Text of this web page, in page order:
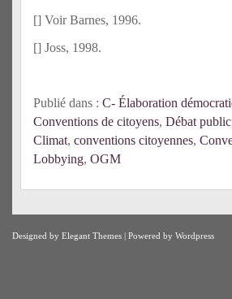
[] Voir Barnes, 1996.
[] Joss, 1998.
Publié dans : C- Élaboration
Conventions de citoyens, Débat public
Climat, conventions citoyennes,
Lobbying, OGM
Designed by Elegant Themes | Powered by Wordpress